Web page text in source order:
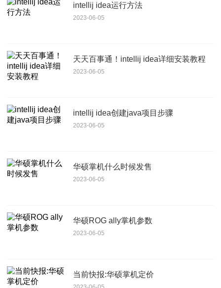
intellij idea运行方法
2023-06-05
天天百事通！intellij idea详细安装教程
2023-06-05
intellij idea创建java项目步骤
2023-06-05
华硕掌机什么时候发售
2023-06-05
华硕ROG ally掌机参数
2023-06-05
当前快报:华硕掌机定价